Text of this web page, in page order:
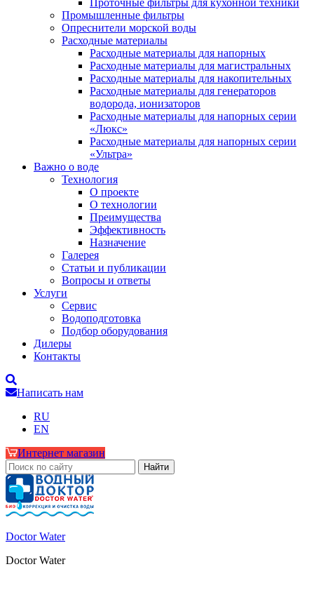
Проточные фильтры для кухонной техники
Промышленные фильтры
Опреснители морской воды
Расходные материалы
Расходные материалы для напорных
Расходные материалы для магистральных
Расходные материалы для накопительных
Расходные материалы для генераторов
водорода, ионизаторов
Расходные материалы для напорных серии
«Люкс»
Расходные материалы для напорных серии
«Ультра»
Важно о воде
Технология
О проекте
О технологии
Преимущества
Эффективность
Назначение
Галерея
Статьи и публикации
Вопросы и ответы
Услуги
Сервис
Водоподготовка
Подбор оборудования
Дилеры
Контакты
Написать нам
RU
EN
Интернет магазин
Doctor Water
Doctor Water